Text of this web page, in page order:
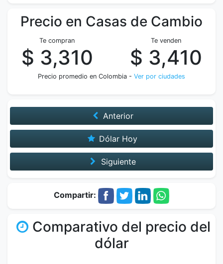
Precio en Casas de Cambio
Te compran
$ 3,310
Te venden
$ 3,410
Precio promedio en Colombia - Ver por ciudades
Anterior
Dólar Hoy
Siguiente
Compartir:
Comparativo del precio del
dólar